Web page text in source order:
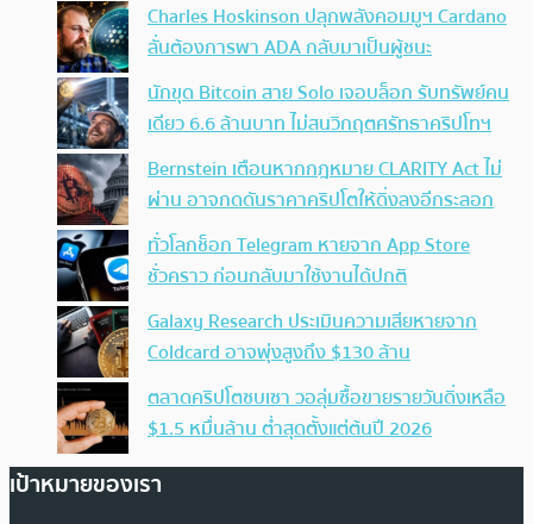
Charles Hoskinson ปลุกพลังคอมมูฯ Cardano
ลั่นต้องการพา ADA กลับมาเป็นผู้ชนะ
นักขุด Bitcoin สาย Solo เจอบล็อก รับทรัพย์คน
เดียว 6.6 ล้านบาท ไม่สนวิกฤตศรัทธาคริปโทฯ
Bernstein เตือนหากกฎหมาย CLARITY Act ไม่
ผ่าน อาจกดดันราคาคริปโตให้ดิ่งลงอีกระลอก
ทั่วโลกช็อก Telegram หายจาก App Store
ชั่วคราว ก่อนกลับมาใช้งานได้ปกติ
Galaxy Research ประเมินความเสียหายจาก
Coldcard อาจพุ่งสูงถึง $130 ล้าน
ตลาดคริปโตซบเซา วอลุ่มซื้อขายรายวันดิ่งเหลือ
$1.5 หมื่นล้าน ต่ำสุดตั้งแต่ต้นปี 2026
เป้าหมายของเรา